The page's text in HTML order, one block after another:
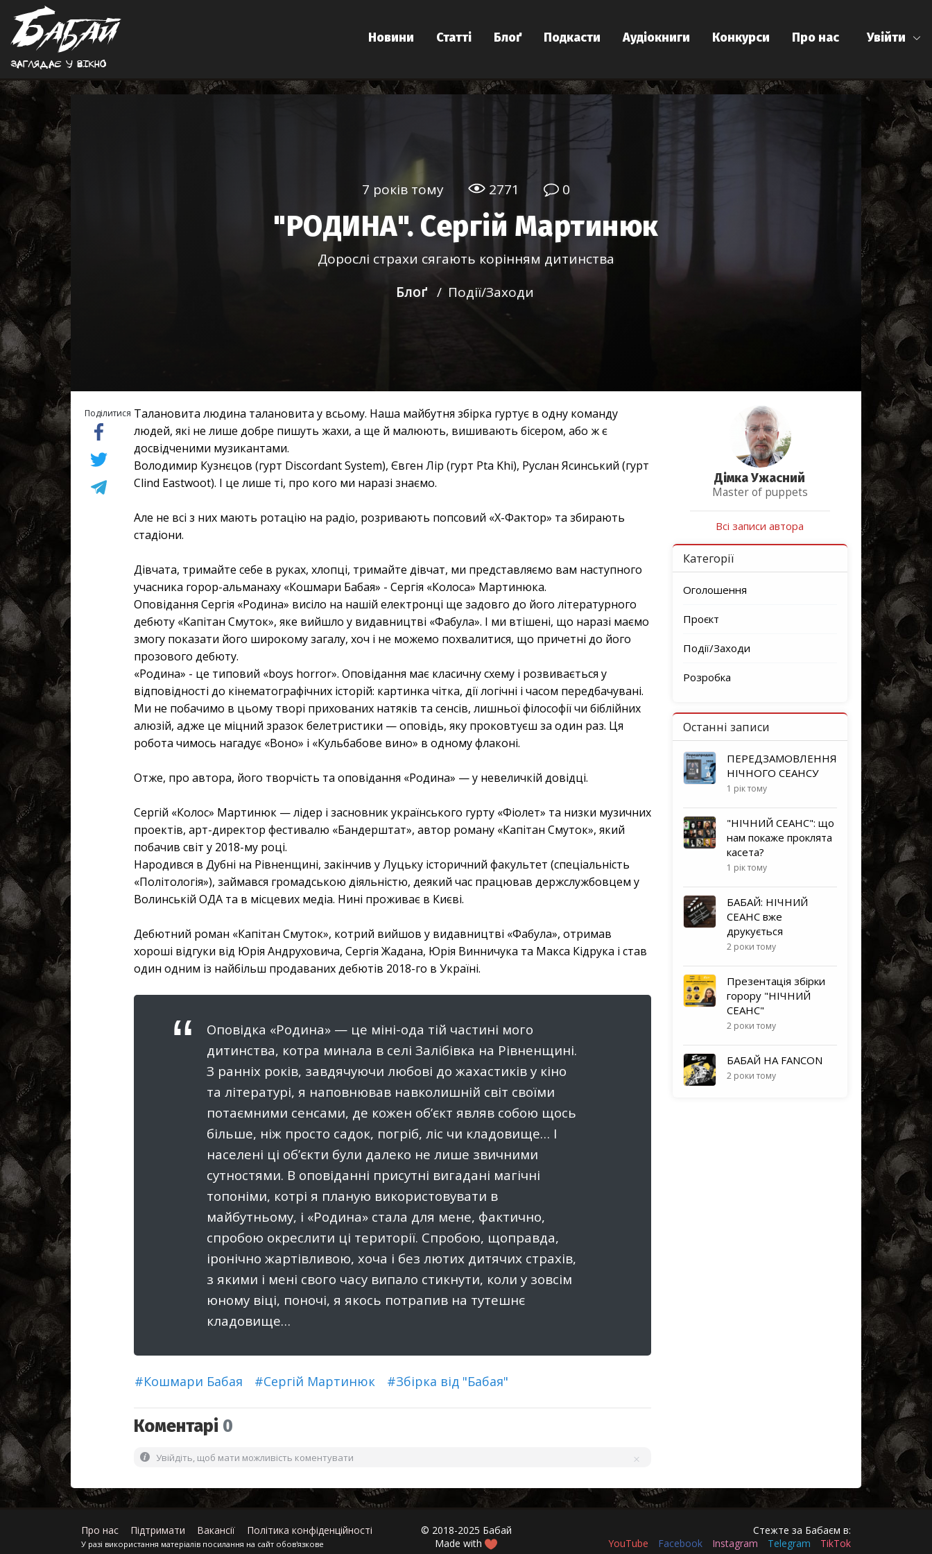
Заглядає у вiкно
Увійти
Новини Статті Блоґ Подкасти Аудіокниги Конкурси Про нас
7 років тому 2771 0
"РОДИНА". Сергій Мартинюк
Дорослі страхи сягають корінням дитинства
Блоґ / Події/Заходи
Поділитися Талановита людина талановита у всьому. Наша майбутня збірка гуртує в одну команду
людей, які не лише добре пишуть жахи, а ще й малюють, вишивають бісером, або ж є
досвідченими музикантами.
Володимир Кузнєцов (гурт Discordant System), Євген Лір (гурт Pta Khi), Руслан Ясинський (гурт
Clind Eastwoot). І це лише ті, про кого ми наразі знаємо.
Але не всі з них мають ротацію на радіо, розривають попсовий «Х-Фактор» та збирають
стадіони.
Дівчата, тримайте себе в руках, хлопці, тримайте дівчат, ми представляємо вам наступного
учасника горор-альманаху «Кошмари Бабая» - Сергія «Колоса» Мартинюка.
Оповідання Сергія «Родина» висіло на нашій електронці ще задовго до його літературного
дебюту «Капітан Смуток», яке вийшло у видавництві «Фабула». І ми втішені, що наразі маємо
змогу показати його широкому загалу, хоч і не можемо похвалитися, що причетні до його
прозового дебюту.
«Родина» - це типовий «boys horror». Оповідання має класичну схему і розвивається у
відповідності до кінематографічних історій: картинка чітка, дії логічні і часом передбачувані.
Ми не побачимо в цьому творі прихованих натяків та сенсів, лишньої філософії чи біблійних
алюзій, адже це міцний зразок белетристики — оповідь, яку проковтуєш за один раз. Ця
робота чимось нагадує «Воно» і «Кульбабове вино» в одному флаконі.
Отже, про автора, його творчість та оповідання «Родина» — у невеличкій довідці.
Сергій «Колос» Мартинюк — лідер і засновник українського гурту «Фіолет» та низки музичних
проектів, арт-директор фестивалю «Бандерштат», автор роману «Капітан Смуток», який
побачив світ у 2018-му році.
Народився в Дубні на Рівненщині, закінчив у Луцьку історичний факультет (спеціальність
«Політологія»), займався громадською діяльністю, деякий час працював держслужбовцем у
Волинській ОДА та в місцевих медіа. Нині проживає в Києві.
Дебютний роман «Капітан Смуток», котрий вийшов у видавництві «Фабула», отримав
хороші відгуки від Юрія Андруховича, Сергія Жадана, Юрія Винничука та Макса Кідрука і став
один одним із найбільш продаваних дебютів 2018-го в Україні.
Оповідка «Родина» — це міні-ода тій частині мого
дитинства, котра минала в селі Залібівка на Рівненщині.
З ранніх років, завдячуючи любові до жахастиків у кіно
та літературі, я наповнював навколишній світ своїми
потаємними сенсами, де кожен об’єкт являв собою щось
більше, ніж просто садок, погріб, ліс чи кладовище… І
населені ці об’єкти були далеко не лише звичними
сутностями. В оповіданні присутні вигадані магічні
топоніми, котрі я планую використовувати в
майбутньому, і «Родина» стала для мене, фактично,
спробою окреслити ці території. Спробою, щоправда,
іронічно жартівливою, хоча і без лютих дитячих страхів,
з якими і мені свого часу випало стикнути, коли у зовсім
юному віці, поночі, я якось потрапив на тутешнє
кладовище…
#Кошмари Бабая #Сергій Мартинюк #Збірка від "Бабая"
Коментарі 0
Увійдіть, щоб мати можливість коментувати
Дімка Ужасний
Master of puppets
Всі записи автора
Категорії
Оголошення
Проєкт
Події/Заходи
Розробка
Останні записи
ПЕРЕДЗАМОВЛЕННЯ
НІЧНОГО СЕАНСУ
1 рік тому
"НІЧНИЙ СЕАНС": що
нам покаже проклята
касета?
1 рік тому
БАБАЙ: НІЧНИЙ
СЕАНС вже
друкується
2 роки тому
Презентація збірки
горору "НІЧНИЙ
СЕАНС"
2 роки тому
БАБАЙ НА FANCON
2 роки тому
Про нас Підтримати Вакансії Політика конфіденційності
У разі використання матеріалів посилання на сайт обов'язкове
© 2018-2025 Бабай
Made with
Стежте за Бабаєм в:
YouTube
Facebook Instagram Telegram TikTok